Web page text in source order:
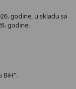
godine, u skladu sa
godine.
BiH".